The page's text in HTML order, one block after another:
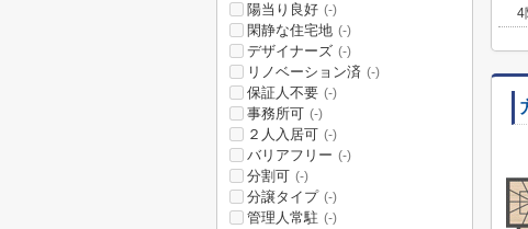
4
陽当り良好 (-)
閑静な住宅地 (-)
デザイナーズ (-)
リノベーション済 (-)
保証人不要 (-)
事務所可 (-)
２人入居可 (-)
バリアフリー (-)
分割可 (-)
分譲タイプ (-)
管理人常駐 (-)